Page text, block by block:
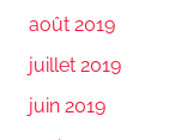
août 2019
juillet 2019
juin 2019